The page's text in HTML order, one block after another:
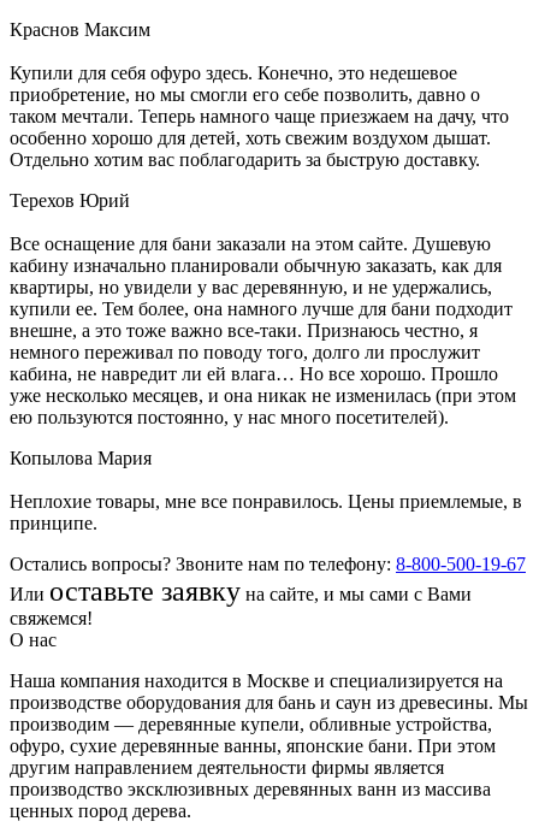
Краснов Максим
Купили для себя офуро здесь. Конечно, это недешевое
приобретение, но мы смогли его себе позволить, давно о
таком мечтали. Теперь намного чаще приезжаем на дачу, что
особенно хорошо для детей, хоть свежим воздухом дышат.
Отдельно хотим вас поблагодарить за быструю доставку.
Терехов Юрий
Все оснащение для бани заказали на этом сайте. Душевую
кабину изначально планировали обычную заказать, как для
квартиры, но увидели у вас деревянную, и не удержались,
купили ее. Тем более, она намного лучше для бани подходит
внешне, а это тоже важно все-таки. Признаюсь честно, я
немного переживал по поводу того, долго ли прослужит
кабина, не навредит ли ей влага… Но все хорошо. Прошло
уже несколько месяцев, и она никак не изменилась (при этом
ею пользуются постоянно, у нас много посетителей).
Копылова Мария
Неплохие товары, мне все понравилось. Цены приемлемые, в
принципе.
Остались вопросы? Звоните нам по телефону: 8-800-500-19-67
Или оставьте заявку на сайте, и мы сами с Вами
свяжемся!
О нас
Наша компания находится в Москве и специализируется на
производстве оборудования для бань и саун из древесины. Мы
производим — деревянные купели, обливные устройства,
офуро, сухие деревянные ванны, японские бани. При этом
другим направлением деятельности фирмы является
производство эксклюзивных деревянных ванн из массива
ценных пород дерева.